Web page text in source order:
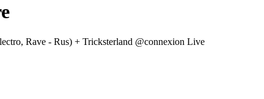
Rave - Rus) + Tricksterland @connexion Live